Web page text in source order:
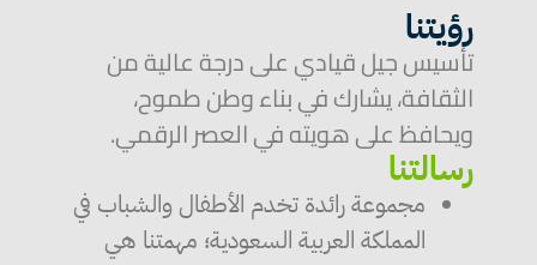
رؤيتنا
تأسيس جيل قيادي على درجة عالية من
الثقافة، يشارك في بناء وطن طموح،
ويحافظ على هويته في العصر الرقمي.
رسالتنا
مجموعة رائدة تخدم الأطفال والشباب في
المملكة العربية السعودية؛ مهمتنا هي